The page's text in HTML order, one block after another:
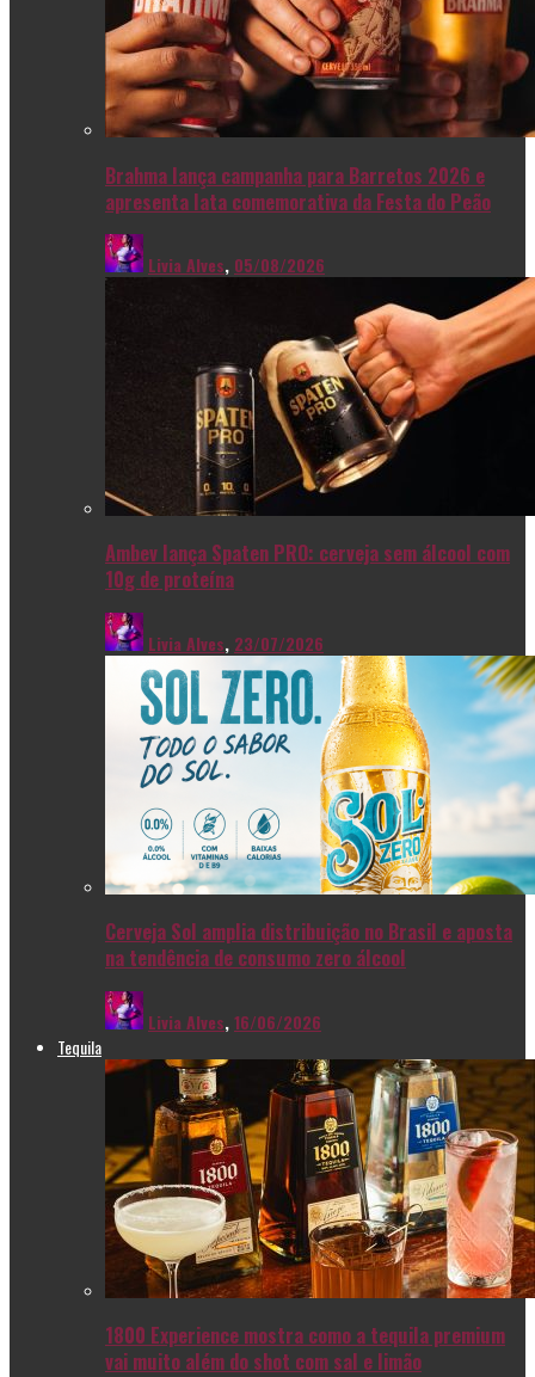
Brahma lança campanha para Barretos 2026 e
apresenta lata comemorativa da Festa do Peão
Livia Alves, 05/08/2026
Ambev lança Spaten PRO: cerveja sem álcool com
10g de proteína
Livia Alves, 23/07/2026
Cerveja Sol amplia distribuição no Brasil e aposta
na tendência de consumo zero álcool
Livia Alves,16/06/2026
Tequila
1800 Experience mostra como a tequila premium
vai muito além do shot com sal e limão